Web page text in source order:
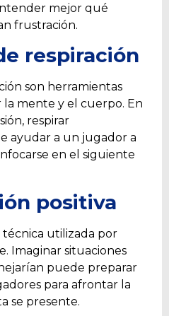
mejor qué
frustración.
respiración
son herramientas
la mente y el cuerpo. En
respirar
ayudar a un jugador a
en el siguiente
positiva
técnica utilizada por
Imaginar situaciones
puede preparar
para afrontar la
se presente.